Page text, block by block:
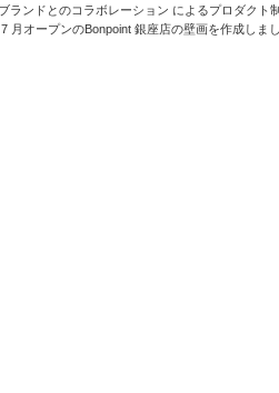
ンドとのコラボレーション によるプロダクト
オープンのBonpoint 銀座店の壁画を作成しまし